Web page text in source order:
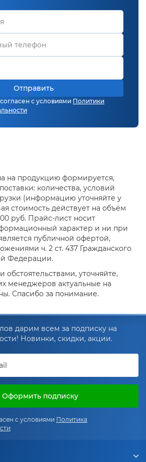
Отправить
с условиями Политики
на продукцию формируется,
количества, условий
(информацию уточняйте у
стоимость действует на объём
руб. Прайс-лист носит
характер и ни при
публичной офертой,
ч. 2 ст. 437 Гражданского
Федерации.
уточняйте,
менеджеров актуальные на
Спасибо за понимание.
дарим всем за подписку на
Новинки, скидки, акции.
Оформить подписку
с условиями Политика